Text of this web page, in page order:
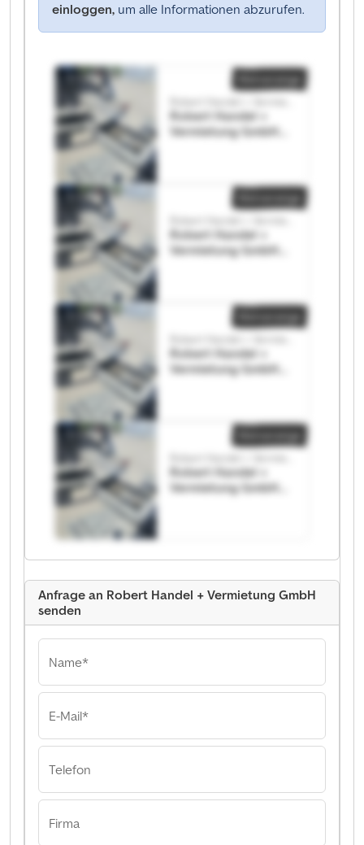
einloggen, um alle Informationen abzurufen.
Robert Handel +
Vermietung GmbH
Robert Handel +
Vermietung GmbH
Robert Handel +
Vermietung GmbH
Robert Handel +
Vermietung GmbH
Anfrage an Robert Handel + Vermietung GmbH
senden
Name*
E-Mail*
Telefon
Firma